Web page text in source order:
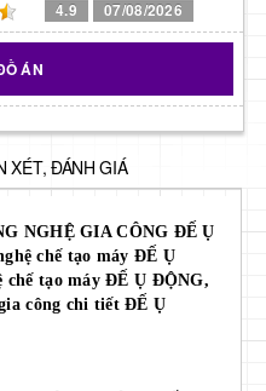
4.9 07/08/2026
ÁN
XÉT, ĐÁNH GIÁ
NGHỆ GIA CÔNG ĐẾ Ụ
chế tạo máy ĐẾ Ụ
chế tạo máy ĐẾ Ụ ĐỘNG,
công chi tiết ĐẾ Ụ